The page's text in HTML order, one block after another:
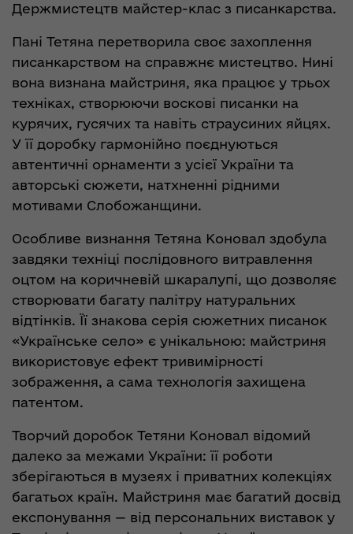
Держмистецтв майстер-клас з писанкарства.
Пані Тетяна перетворила своє захоплення
писанкарством на справжнє мистецтво. Нині
вона визнана майстриня, яка працює у трьох
техніках, створюючи воскові писанки на
курячих, гусячих та навіть страусиних яйцях.
У її доробку гармонійно поєднуються
автентичні орнаменти з усієї України та
авторські сюжети, натхненні рідними
мотивами Слобожанщини.
Особливе визнання Тетяна Коновал здобула
завдяки техніці послідовного витравлення
оцтом на коричневій шкаралупі, що дозволяє
створювати багату палітру натуральних
відтінків. Її знакова серія сюжетних писанок
«Українське село» є унікальною: майстриня
використовує ефект тривимірності
зображення, а сама технологія захищена
патентом.
Творчий доробок Тетяни Коновал відомий
далеко за межами України: її роботи
зберігаються в музеях і приватних колекціях
багатьох країн. Майстриня має багатий досвід
експонування — від персональних виставок у